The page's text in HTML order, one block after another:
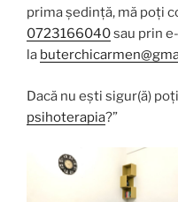
prima ședință, mă poți
0723166040sau prin
la
Dacă nu ești sigur(ă)
psihoterapia?”